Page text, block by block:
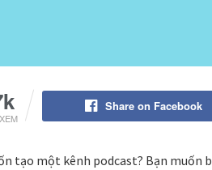
Share on Facebook
tạo một kênh podcast? Bạn